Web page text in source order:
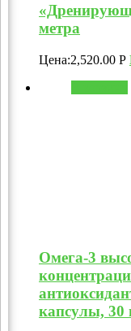
метра
Цена:2,520.00 Р
Омега-3
капсулы, 30